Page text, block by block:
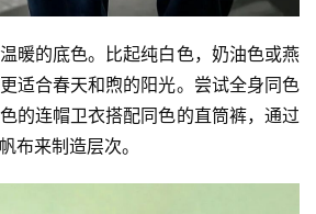
暖的底色。比起纯白色，奶油色或燕
适合春天和煦的阳光。尝试全身同色
的连帽卫衣搭配同色的直筒裤，通过
布来制造层次。